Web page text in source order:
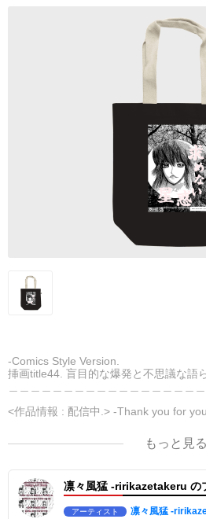
-Comics Style Version.
挿画title44. 盲目的な爆発と不思議な語
<作品情報 : 配信中.> -Thank you for
▶︎刺すように燃えるような眼差しは
[第2作品: 通常版.小説のみ.]
日本語版: https://amzn.asia/d/7GbUq3Z
英語版: https://amzn.asia/d/eLvAyy5
＿＿＿＿＿＿＿＿＿＿＿＿＿＿＿＿＿
▶︎求めない惑星 [小説/絵本版]
もっと見る
凛々風猛 -ririkazetakeru の
アーティスト 凛々風猛 -